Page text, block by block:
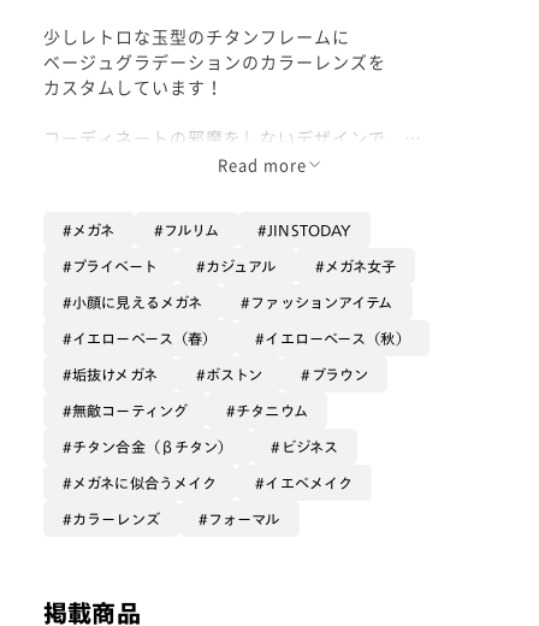
少しレトロな玉型のチタンフレームに
ベージュグラデーションのカラーレンズを
カスタムしています！
コーディネートの邪魔をしないデザインで、
どんな服装にもピッタリです🎶
Read more
メガネ フルリム JINSTODAY
プライベート カジュアル メガネ女子
小顔に見えるメガネ ファッションアイテム
イエローベース（春） イエローベース（秋）
垢抜けメガネ ボストン ブラウン
無敵コーティング チタニウム
チタン合金（βチタン） ビジネス
メガネに似合うメイク イエベメイク
カラーレンズ フォーマル
掲載商品